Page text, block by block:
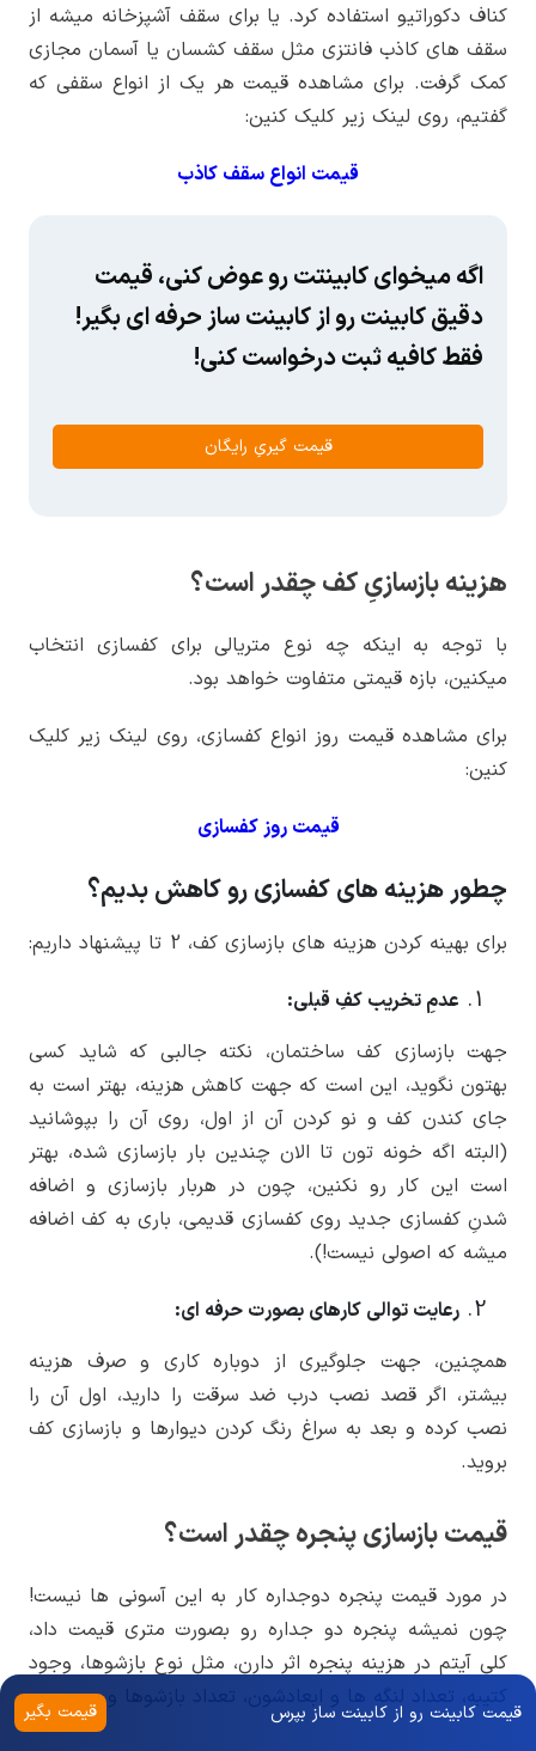
کناف دکوراتیو استفاده کرد. یا برای سقف آشپزخانه میشه از
سقف های کاذب فانتزی مثل سقف کشسان یا آسمان مجازی
کمک گرفت. برای مشاهده قیمت هر یک از انواع سقفی که
گفتیم، روی لینک زیر کلیک کنین:
قیمت انواع سقف کاذب
اگه میخوای کابینتت رو عوض کنی، قیمت
دقیق کابینت رو از کابینت ساز حرفه ای بگیر!
فقط کافیه ثبت درخواست کنی!
قیمت گیریِ رایگان
هزینه بازسازیِ کف چقدر است؟
با توجه به اینکه چه نوع متریالی برای کفسازی انتخاب
میکنین، بازه قیمتی متفاوت خواهد بود.
برای مشاهده قیمت روز انواع کفسازی، روی لینک زیر کلیک
کنین:
قیمت روز کفسازی
چطور هزینه های کفسازی رو کاهش بدیم؟
برای بهینه کردن هزینه های بازسازی کف، 2 تا پیشنهاد داریم:
عدمِ تخریب کفِ قبلی:
جهت بازسازی کف ساختمان، نکته جالبی که شاید کسی
بهتون نگوید، این است که جهت کاهش هزینه، بهتر است به
جای کندن کف و نو کردن آن از اول، روی آن را بپوشانید
(البته اگه خونه تون تا الان چندین بار بازسازی شده، بهتر
است این کار رو نکنین، چون در هربار بازسازی و اضافه
شدنِ کفسازی جدید روی کفسازی قدیمی، باری به کف اضافه
میشه که اصولی نیست!).
رعایت توالی کارهای بصورت حرفه ای:
همچنین، جهت جلوگیری از دوباره کاری و صرف هزینه
بیشتر، اگر قصد نصب درب ضد سرقت را دارید، اول آن را
نصب کرده و بعد به سراغ رنگ کردن دیوارها و بازسازی کف
بروید.
قیمت بازسازی پنجره چقدر است؟
در مورد قیمت پنجره دوجداره کار به این آسونی ها نیست!
چون نمیشه پنجره دو جداره رو بصورت متری قیمت داد،
کلی آیتم در هزینه پنجره اثر دارن، مثل نوع بازشوها، وجود
کتیبه، تعداد لنگه ها و ابعادشون، تعداد بازشوها و ….
قیمت کابینت رو از کابینت ساز بپرس قیمت بگیر